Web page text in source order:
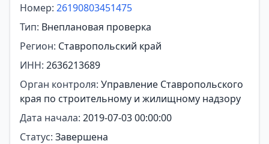
Номер: 26190803451475
Тип: Внеплановая проверка
Регион: Ставропольский край
ИНН: 2636213689
Орган контроля: Управление Ставропольского
края по строительному и жилищному надзору
Дата начала: 2019-07-03 00:00:00
Статус: Завершена